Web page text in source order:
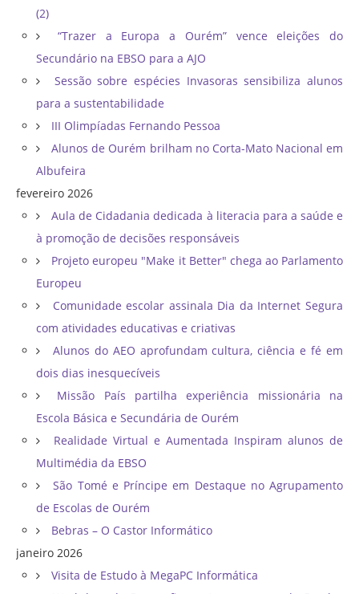
(2)
“Trazer a Europa a Ourém” vence eleições do
Secundário na EBSO para a AJO
Sessão sobre espécies Invasoras sensibiliza alunos
para a sustentabilidade
III Olimpíadas Fernando Pessoa
Alunos de Ourém brilham no Corta-Mato Nacional em
Albufeira
fevereiro 2026
Aula de Cidadania dedicada à literacia para a saúde e
à promoção de decisões responsáveis
Projeto europeu "Make it Better" chega ao Parlamento
Europeu
Comunidade escolar assinala Dia da Internet Segura
com atividades educativas e criativas
Alunos do AEO aprofundam cultura, ciência e fé em
dois dias inesquecíveis
Missão País partilha experiência missionária na
Escola Básica e Secundária de Ourém
Realidade Virtual e Aumentada Inspiram alunos de
Multimédia da EBSO
São Tomé e Príncipe em Destaque no Agrupamento
de Escolas de Ourém
Bebras – O Castor Informático
janeiro 2026
Visita de Estudo à MegaPC Informática